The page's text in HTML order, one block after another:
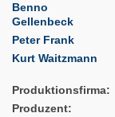
Benno
Gellenbeck
Peter Frank
Kurt Waitzmann
Produktionsfirma
Produzent